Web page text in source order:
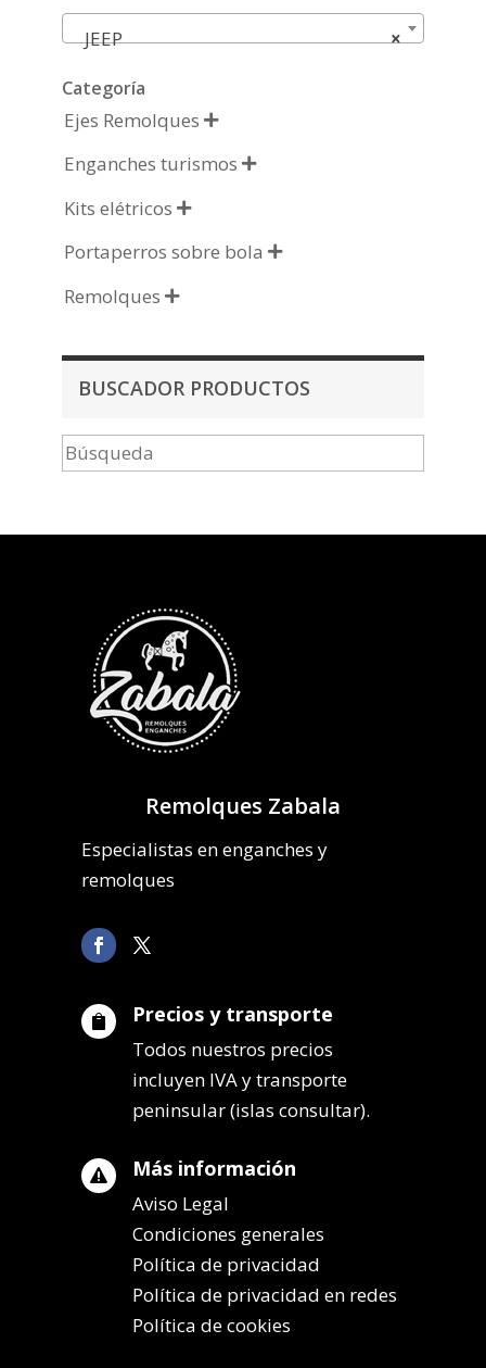
×
JEEP
Categoría
Ejes Remolques 
Enganches turismos 
Kits elétricos 
Portaperros sobre bola 
Remolques 
BUSCADOR PRODUCTOS
Remolques Zabala
Especialistas en enganches y
remolques
 Precios y transporte
Todos nuestros precios
incluyen IVA y transporte
peninsular (islas consultar).
 Más información
Aviso Legal
Condiciones generales
Política de privacidad
Política de privacidad en redes
Política de cookies